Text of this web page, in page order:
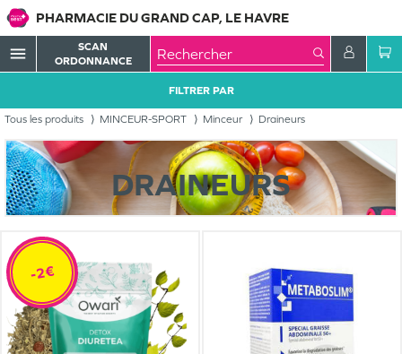
PHARMACIE DU GRAND CAP, LE HAVRE
menu
SCAN
ORDONNANCE
Tous les produits MINCEUR-SPORT Minceur Draineurs
FILTRER PAR
DRAINEURS
-2€